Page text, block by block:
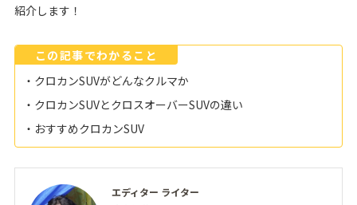
紹介します！
この記事でわかること
・クロカンSUVがどんなクルマか
・クロカンSUVとクロスオーバーSUVの違い
・おすすめクロカンSUV
エディター ライター